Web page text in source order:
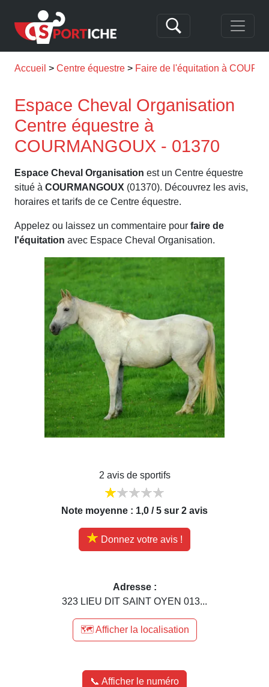
Accueil Centre équestre Faire de l'équitation à
Espace Cheval Organisation
Centre équestre à
COURMANGOUX - 01370
Espace Cheval Organisation est un Centre équestre
situé à COURMANGOUX (01370). Découvrez les avis,
horaires et tarifs de ce Centre équestre.
Appelez ou laissez un commentaire pour faire de
l'équitation avec Espace Cheval Organisation.
2 avis de sportifs
Note moyenne : 1,0 / 5 sur 2 avis
Donnez votre avis !
Adresse :
323 LIEU DIT SAINT OYEN 013...
🗺️ Afficher la localisation
📞 Afficher le numéro